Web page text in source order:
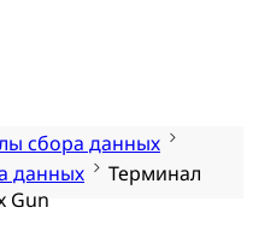
сбора данных
данных
Терминал
Gun